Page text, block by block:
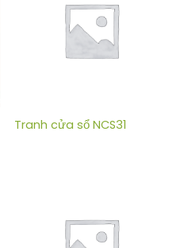
Tranh cửa sổ NCS31